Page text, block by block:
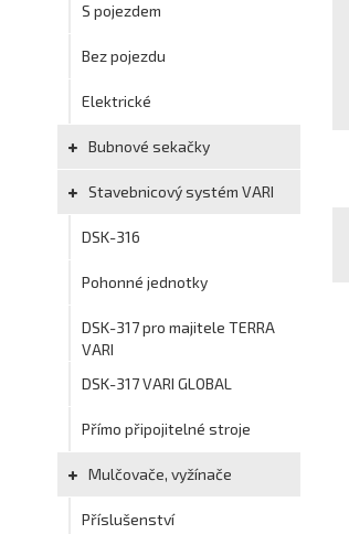
S pojezdem
Bez pojezdu
Elektrické
Bubnové sekačky
Stavebnicový systém VARI
DSK-316
Pohonné jednotky
DSK-317 pro majitele TERRA
VARI
DSK-317 VARI GLOBAL
Přímo připojitelné stroje
Mulčovače, vyžínače
Příslušenství